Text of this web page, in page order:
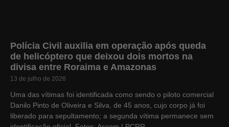
Polícia Civil auxilia em operação após queda
de helicóptero que deixou dois mortos na
divisa entre Roraima e Amazonas
13 de julho de 2026
Uma das vítimas foi identificada como sendo o piloto comercial
Danilo Pinto de Oliveira e Silva, de 45 anos, cujo corpo já foi
liberado para sepultamento; a segunda vítima permanece sem